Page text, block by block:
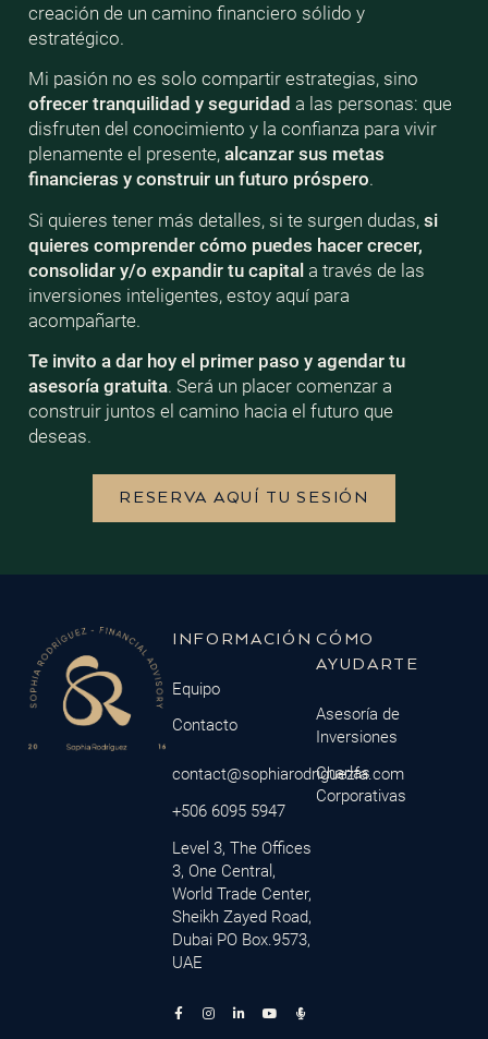
creación de un camino financiero sólido y
estratégico.
Mi pasión no es solo compartir estrategias, sino
ofrecer tranquilidad y seguridad a las personas: que
disfruten del conocimiento y la confianza para vivir
plenamente el presente, alcanzar sus metas
financieras y construir un futuro próspero.
Si quieres tener más detalles, si te surgen dudas, si
quieres comprender cómo puedes hacer crecer,
consolidar y/o expandir tu capitala través de las
inversiones inteligentes, estoy aquí para
acompañarte.
Te invito a dar hoy el primer paso y agendar tu
asesoría gratuita. Será un placer comenzar a
construir juntos el camino hacia el futuro que
deseas.
RESERVA AQUÍ TU SESIÓN
INFORMACIÓN
Equipo
Contacto
contact@sophiarodriguezfa.com
+506 6095 5947
Level 3, The Offices
3, One Central,
World Trade Center,
Sheikh Zayed Road,
Dubai PO Box.9573,
UAE
CÓMO
AYUDARTE
Asesoría de
Inversiones
Charlas
Corporativas